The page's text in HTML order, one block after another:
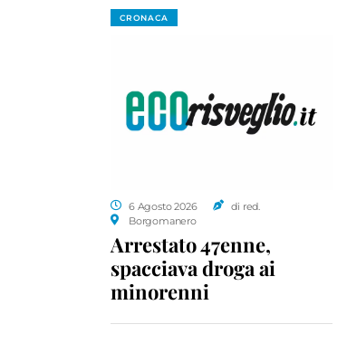
CRONACA
6 Agosto 2026
di red.
Borgomanero
Arrestato 47enne,
spacciava droga ai
minorenni